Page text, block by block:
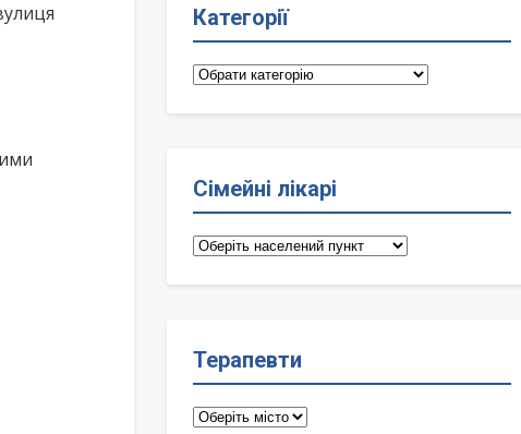
Категорії
Категорії
Сімейні лікарі
Сімейні
Терапевти
Терапевти